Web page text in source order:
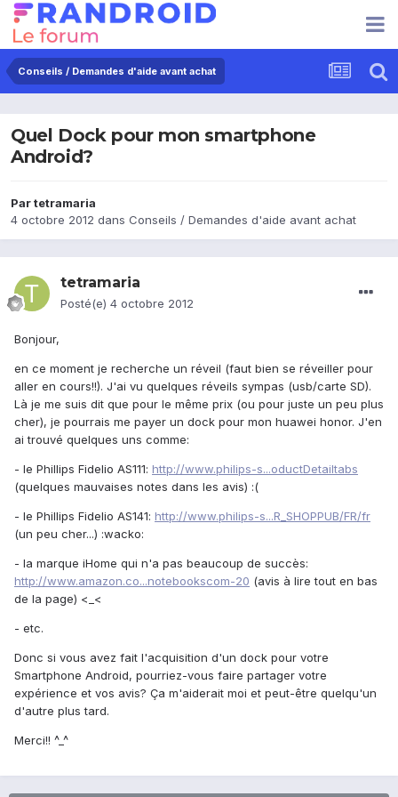
Conseils / Demandes d'aide avant achat
Quel Dock pour mon smartphone
Android?
Partetramaria
4 octobre 2012 dans Conseils / Demandes d'aide avant achat
tetramaria
Posté(e) 4 octobre 2012
Bonjour,
en ce moment je recherche un réveil (faut bien se réveiller pour
aller en cours!!). J'ai vu quelques réveils sympas (usb/carte SD).
Là je me suis dit que pour le même prix (ou pour juste un peu plus
cher), je pourrais me payer un dock pour mon huawei honor. J'en
ai trouvé quelques uns comme:
- le Phillips Fidelio AS111: http://www.philips-s...oductDetailtabs
(quelques mauvaises notes dans les avis) :(
- le Phillips Fidelio AS141: http://www.philips-s...R_SHOPPUB/FR/fr
(un peu cher...) :wacko:
- la marque iHome qui n'a pas beaucoup de succès:
http://www.amazon.co...notebookscom-20 (avis à lire tout en bas
de la page) <_<
- etc.
Donc si vous avez fait l'acquisition d'un dock pour votre
Smartphone Android, pourriez-vous faire partager votre
expérience et vos avis? Ça m'aiderait moi et peut-être quelqu'un
d'autre plus tard.
Merci!! ^_^